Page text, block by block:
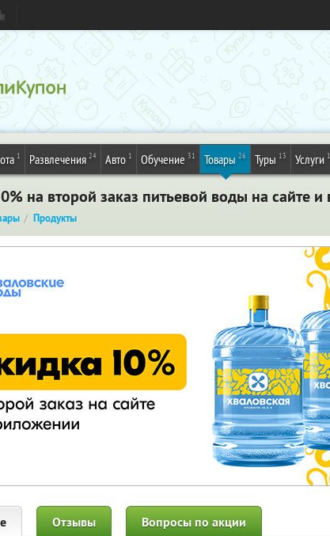
1 Развлечения 24 Авто 1 Обучение 31 Товары 26 Туры 13 Услуги
на второй заказ питьевой воды на сайте
Продукты
Отзывы Вопросы по акции